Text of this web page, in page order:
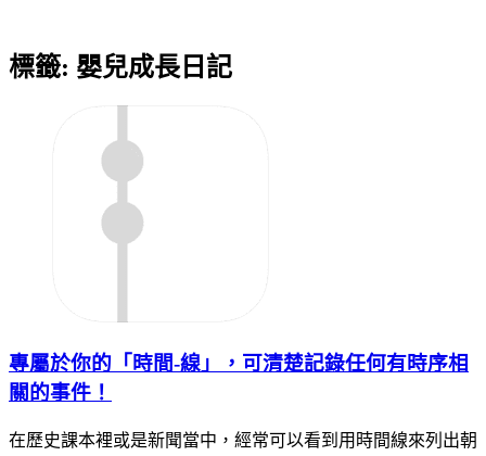
標籤: 嬰兒成長日記
專屬於你的「時間-線」，可清楚記錄任何有時序相
關的事件！
在歷史課本裡或是新聞當中，經常可以看到用時間線來列出朝